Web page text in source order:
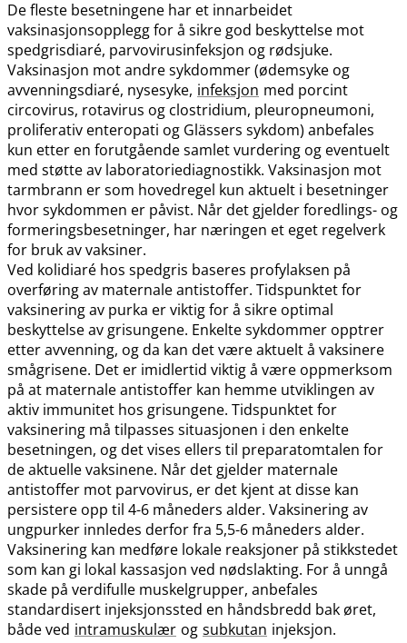
De fleste besetningene har et innarbeidet
vaksinasjonsopplegg for å sikre god beskyttelse mot
spedgrisdiaré, parvovirusinfeksjon og rødsjuke.
Vaksinasjon mot andre sykdommer (ødemsyke og
avvenningsdiaré, nysesyke, infeksjon med porcint
circovirus, rotavirus og clostridium, pleuropneumoni,
proliferativ enteropati og Glässers sykdom) anbefales
kun etter en forutgående samlet vurdering og eventuelt
med støtte av laboratoriediagnostikk. Vaksinasjon mot
tarmbrann er som hovedregel kun aktuelt i besetninger
hvor sykdommen er påvist. Når det gjelder foredlings- og
formeringsbesetninger, har næringen et eget regelverk
for bruk av vaksiner.
Ved kolidiaré hos spedgris baseres profylaksen på
overføring av maternale antistoffer. Tidspunktet for
vaksinering av purka er viktig for å sikre optimal
beskyttelse av grisungene. Enkelte sykdommer opptrer
etter avvenning, og da kan det være aktuelt å vaksinere
smågrisene. Det er imidlertid viktig å være oppmerksom
på at maternale antistoffer kan hemme utviklingen av
aktiv immunitet hos grisungene. Tidspunktet for
vaksinering må tilpasses situasjonen i den enkelte
besetningen, og det vises ellers til preparatomtalen for
de aktuelle vaksinene. Når det gjelder maternale
antistoffer mot parvovirus, er det kjent at disse kan
persistere opp til 4-6 måneders alder. Vaksinering av
ungpurker innledes derfor fra 5,5-6 måneders alder.
Vaksinering kan medføre lokale reaksjoner på stikkstedet
som kan gi lokal kassasjon ved nødslakting. For å unngå
skade på verdifulle muskelgrupper, anbefales
standardisert injeksjonssted en håndsbredd bak øret,
både ved intramuskulær og subkutan injeksjon.